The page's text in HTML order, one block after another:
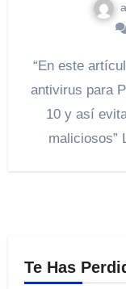
“En este artículo verás una selección de mejores
antivirus para
10 y así
maliciosos”
Te Has